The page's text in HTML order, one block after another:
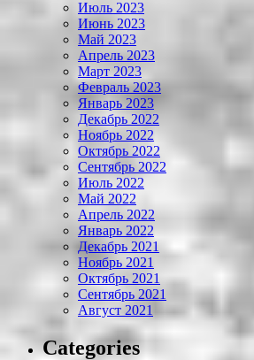
Июль 2023
Июнь 2023
Май 2023
Апрель 2023
Март 2023
Февраль 2023
Январь 2023
Декабрь 2022
Ноябрь 2022
Октябрь 2022
Сентябрь 2022
Июль 2022
Май 2022
Апрель 2022
Январь 2022
Декабрь 2021
Ноябрь 2021
Октябрь 2021
Сентябрь 2021
Август 2021
Categories